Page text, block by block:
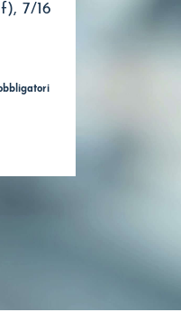
7/16